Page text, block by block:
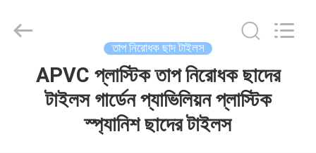
Building
Material
তাপ নিরোধক ছাদ টাইলস
APVC প্লাস্টিক তাপ নিরোধক ছাদের
টাইলস গার্ডেন প্যাভিলিয়ন প্লাস্টিক
স্প্যানিশ ছাদের টাইলস